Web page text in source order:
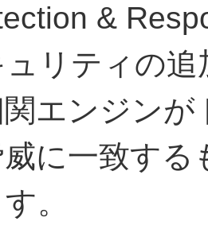
&
リティの
エンジン
に一致す
。